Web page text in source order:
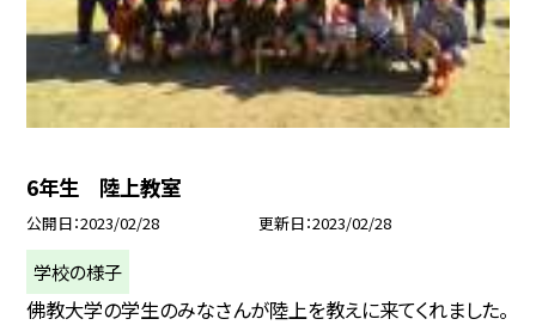
6年生 陸上教室
公開日 2023/02/28 更新日 2023/02/28
学校の様子
佛教大学の学生のみなさんが陸上を教えに来てくれました。